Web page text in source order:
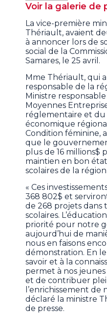
Voir la galerie de
La vice-première
Thériault, avaient
à annoncer lors de
social de la
Samares, le 25 avril.
Mme Thériault, qui
responsable de la
Ministre
Moyennes
réglementaire et
économique
Condition féminine,
que le
plus de 16 millions$
maintien en bon
scolaires de la
« Ces
368 802$ et
de 268 projets dans
scolaires.
priorité pour notre
aujourd’hui de
nous en faisons
démonstration. En
savoir et à la
permet à nos
et de contribuer
l’enrichissement de
déclaré la ministre
de presse.